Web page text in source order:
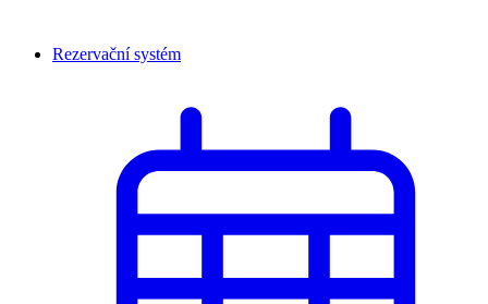
Rezervační systém